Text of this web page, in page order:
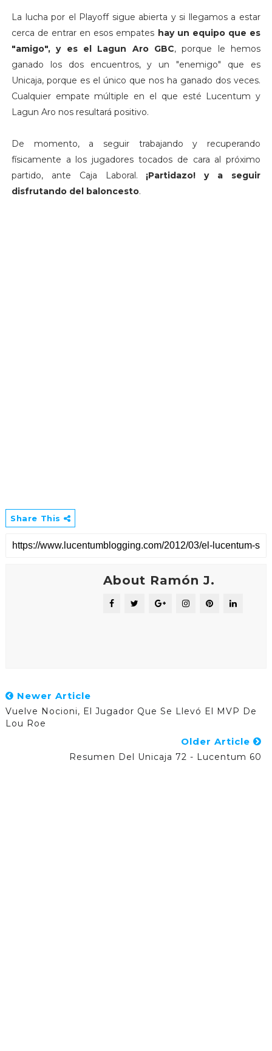
La lucha por el Playoff sigue abierta y si llegamos a estar
cerca de entrar en esos empates hay un equipo que es
"amigo", y es el Lagun Aro GBC, porque le hemos
ganado los dos encuentros, y un "enemigo" que es
Unicaja, porque es el único que nos ha ganado dos veces.
Cualquier empate múltiple en el que esté Lucentum y
Lagun Aro nos resultará positivo.
De momento, a seguir trabajando y recuperando
físicamente a los jugadores tocados de cara al próximo
partido, ante Caja Laboral. ¡Partidazo! y a seguir
disfrutando del baloncesto.
Share This
About Ramón J.
Newer Article
Vuelve Nocioni, El Jugador Que Se Llevó El MVP De
Lou Roe
Older Article
Resumen Del Unicaja 72 - Lucentum 60